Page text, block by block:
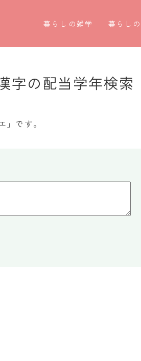
暮らしの雑学
暮らしの豆知識
子育て豆知識
暮らし
割引計算
消費税計算
字の配当学年検索
です。